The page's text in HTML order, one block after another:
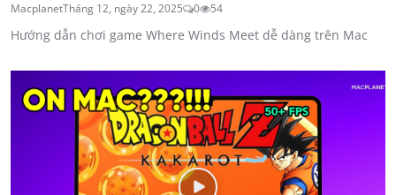
MacplanetTháng 12, ngày 22, 2025 0 54
Hướng dẫn chơi game Where Winds Meet dễ dàng trên Mac